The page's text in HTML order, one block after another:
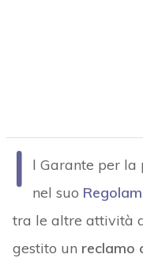
I
l Garante per la
nel suo
tra le altre attività
gestito un reclamo